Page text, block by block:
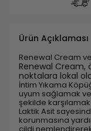
Ürün Açıklaması
Renewal Cream
Renewal Cream,
noktalara lokal
İntim Yıkama
uyum sağlamak
şekilde
Laktik Asit
korunmasına